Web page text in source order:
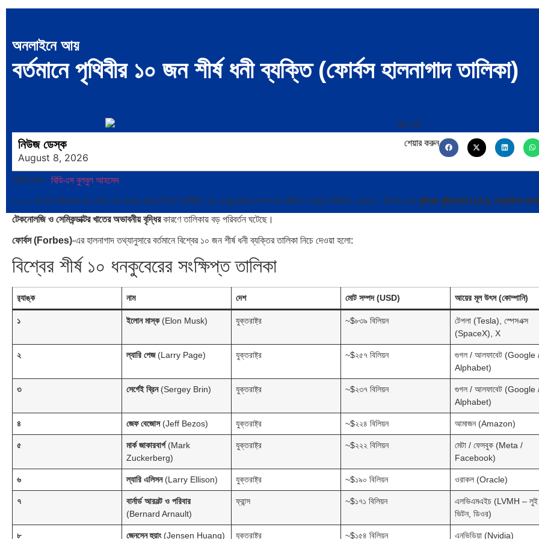
অনলাইনে আয়
বর্তমানে পৃথিবীর ১০ জন শীর্ষ ধনী ব্যক্তি (ফোর্বস হালনাগাদ তালিকা)
নিউজ ডেস্ক
August 8, 2026
শেয়ার করুন
প্রতিবেদক: বিডিএস বুলবুল আহমেদ
২০২০ সালের তালিকার পর থেকে গত কয়েক বছরে বিশ্ব অর্থনীতি এবং ধনকুবেরদের সম্পদের পরিমাণে আমূল পরিবর্তন এসেছে। বিশেষ করেকৃত্রিম বুদ্ধিমত্তা (AI), বৈদ্যুতিক
টেকনোলজি ও সেমিকন্ডাক্টর খাতের অভাবনীয় বৃদ্ধিরকারণে তালিকায় বড় পরিবর্তন ঘটেছে।
ফোর্বস (Forbes)-এর হালনাগাদ তথ্যানুসারে বর্তমানে বিশ্বের ১০ জন শীর্ষ ধনী ব্যক্তির তালিকা নিচে দেওয়া হলো:
বিশ্বের শীর্ষ ১০ ধনকুবেরের সংক্ষিপ্ত তালিকা
র‍্যাঙ্ক নাম দেশ মোট সম্পদ (USD) আয়ের মূল উৎস (কোম্পানি)
১ ইলোন মাস্ক(Elon Musk) যুক্তরাষ্ট্র ~$৮৩৯ বিলিয়ন
টেপলা (Tesla), স্পেসএক্স
(SpaceX), X
২ ল্যারি পেজ(Larry Page) যুক্তরাষ্ট্র ~$২৫৭ বিলিয়ন
গুগল / আলফাবেট (Google
Alphabet)
৩ সের্গেই ব্রিন(Sergey Brin) যুক্তরাষ্ট্র ~$২৩৭ বিলিয়ন
গুগল / আলফাবেট (Google
Alphabet)
৪ জেফ বেজোস(Jeff Bezos) যুক্তরাষ্ট্র ~$২২৪ বিলিয়ন আমাজন (Amazon)
৫ মার্ক জাকারবার্গ(Mark
Zuckerberg)
যুক্তরাষ্ট্র ~$২২২ বিলিয়ন
মেটা / ফেসবুক (Meta /
Facebook)
৬ ল্যারি এলিসন(Larry Ellison) যুক্তরাষ্ট্র ~$১৯০ বিলিয়ন ওরাকল (Oracle)
৭
বার্নার্ড আরনল্ট ও পরিবার
(Bernard Arnault)
ফ্রান্স ~$১৭১ বিলিয়ন
এলভিএমএইচ (LVMH – লুই
ভিটন, ডিওর)
৮ জেনসেন হুয়াং(Jensen Huang) যুক্তরাষ্ট্র ~$১৫৪ বিলিয়ন এনভিডিয়া (Nvidia)